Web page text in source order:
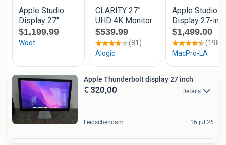
Apple Thunderbolt display 27 inch
€ 320,00 Details
Leidschendam 16 jul 26